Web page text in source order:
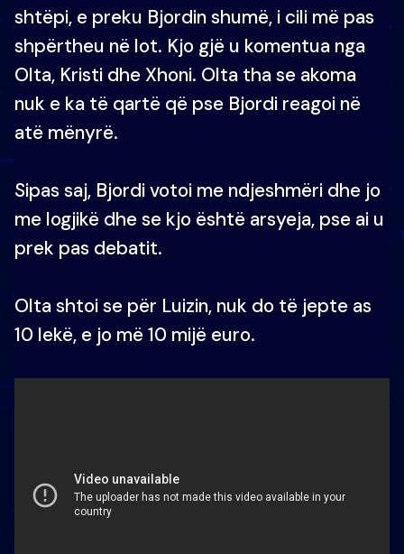
shtëpi, e preku Bjordin shumë, i cili më pas
shpërtheu në lot. Kjo gjë u komentua nga
Olta, Kristi dhe Xhoni. Olta tha se akoma
nuk e ka të qartë që pse Bjordi reagoi në
atë mënyrë.
Sipas saj, Bjordi votoi me ndjeshmëri dhe jo
me logjikë dhe se kjo është arsyeja, pse ai u
prek pas debatit.
Olta shtoi se për Luizin, nuk do të jepte as
10 lekë, e jo më 10 mijë euro.